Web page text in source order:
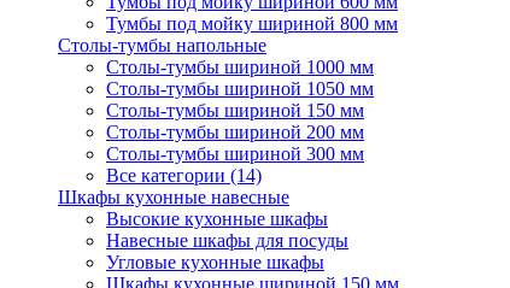
Тумбы под мойку шириной 800 мм
Столы-тумбы напольные
Столы-тумбы шириной 1000 мм
Столы-тумбы шириной 1050 мм
Столы-тумбы шириной 150 мм
Столы-тумбы шириной 200 мм
Столы-тумбы шириной 300 мм
Все категории (14)
Шкафы кухонные навесные
Высокие кухонные шкафы
Навесные шкафы для посуды
Угловые кухонные шкафы
Шкафы кухонные шириной 150 мм